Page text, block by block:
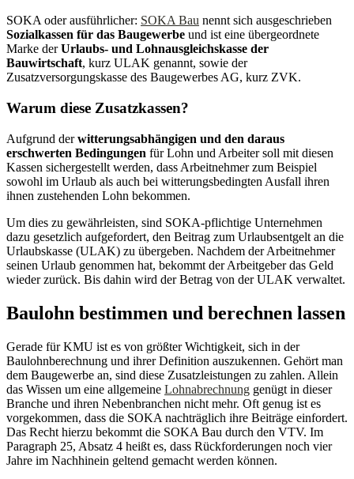
SOKA oder ausführlicher: SOKA Bau nennt sich ausgeschrieben
Sozialkassen für das Baugewerbe und ist eine übergeordnete
Marke derUrlaubs- und Lohnausgleichskasse der
Bauwirtschaft, kurz ULAK genannt, sowie der
Zusatzversorgungskasse des Baugewerbes AG, kurz ZVK.
Warum diese Zusatzkassen?
Aufgrund derwitterungsabhängigen und den daraus
erschwerten Bedingungen für Lohn und Arbeiter soll mit diesen
Kassen sichergestellt werden, dass Arbeitnehmer zum Beispiel
sowohl im Urlaub als auch bei witterungsbedingten Ausfall ihren
ihnen zustehenden Lohn bekommen.
Um dies zu gewährleisten, sind SOKA-pflichtige Unternehmen
dazu gesetzlich aufgefordert, den Beitrag zum Urlaubsentgelt an die
Urlaubskasse (ULAK) zu übergeben. Nachdem der Arbeitnehmer
seinen Urlaub genommen hat, bekommt der Arbeitgeber das Geld
wieder zurück. Bis dahin wird der Betrag von der ULAK verwaltet.
Baulohn bestimmen und berechnen lassen
Gerade für KMU ist es von größter Wichtigkeit, sich in der
Baulohnberechnung und ihrer Definition auszukennen. Gehört man
dem Baugewerbe an, sind diese Zusatzleistungen zu zahlen. Allein
das Wissen um eine allgemeine Lohnabrechnung genügt in dieser
Branche und ihren Nebenbranchen nicht mehr. Oft genug ist es
vorgekommen, dass die SOKA nachträglich ihre Beiträge einfordert.
Das Recht hierzu bekommt die SOKA Bau durch den VTV. Im
Paragraph 25, Absatz 4 heißt es, dass Rückforderungen noch vier
Jahre im Nachhinein geltend gemacht werden können.